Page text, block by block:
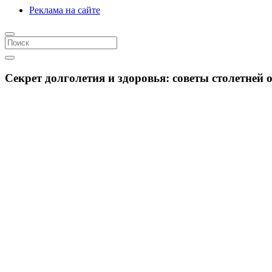
Реклама на сайте
Секрет долголетия и здоровья: советы столетней